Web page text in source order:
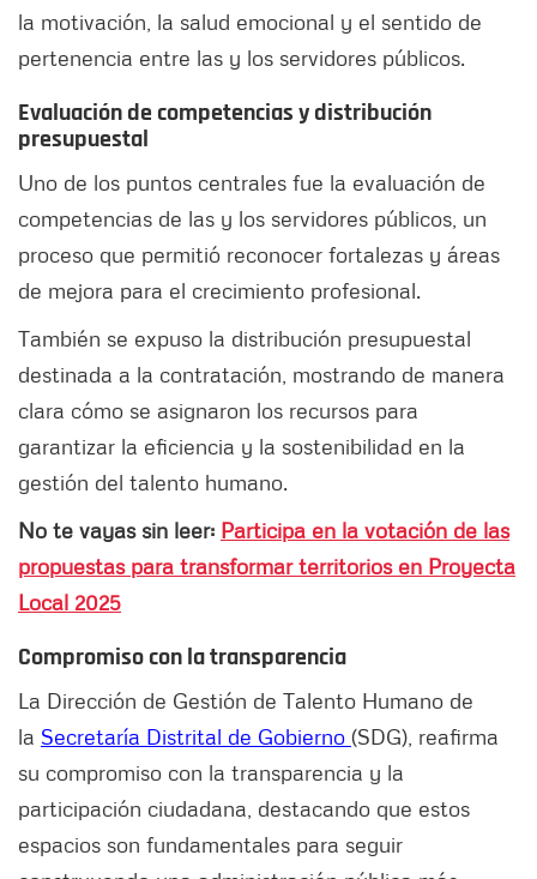
la motivación, la salud emocional y el sentido de
pertenencia entre las y los servidores públicos.
Evaluación de competencias y distribución
presupuestal
Uno de los puntos centrales fue la evaluación de
competencias de las y los servidores públicos, un
proceso que permitió reconocer fortalezas y áreas
de mejora para el crecimiento profesional.
También se expuso la distribución presupuestal
destinada a la contratación, mostrando de manera
clara cómo se asignaron los recursos para
garantizar la eficiencia y la sostenibilidad en la
gestión del talento humano.
No te vayas sin leer: Participa en la votación de las
propuestas para transformar territorios en Proyecta
Local 2025
Compromiso con la transparencia
La Dirección de Gestión de Talento Humano de
la Secretaría Distrital de Gobierno (SDG), reafirma
su compromiso con la transparencia y la
participación ciudadana, destacando que estos
espacios son fundamentales para seguir